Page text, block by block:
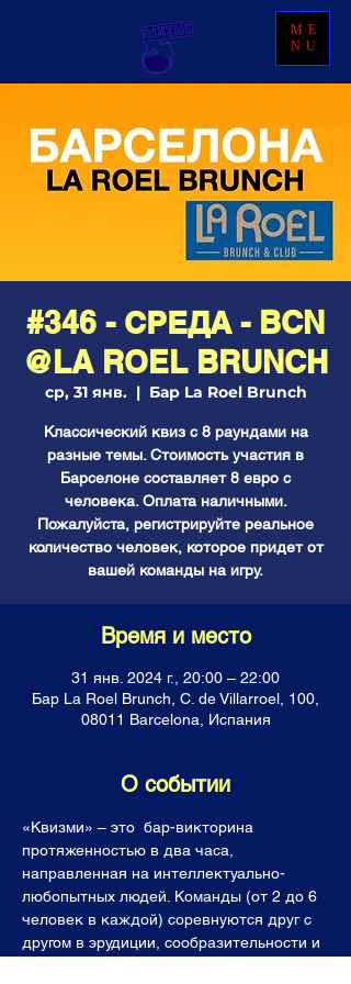
ME
NU
#346 - СРЕДА - BCN
@LA ROEL BRUNCH
ср, 31 янв.
  |
Бар La Roel Brunch
Классический квиз с 8 раундами на
разные темы. Стоимость участия в
Барселоне составляет 8 евро с
человека. Оплата наличными.
Пожалуйста, регистрируйте реальное
количество человек, которое придет от
вашей команды на игру.
Время и место
31 янв. 2024 г., 20:00 – 22:00
Бар La Roel Brunch, C. de Villarroel, 100,
08011 Barcelona, Испания
О событии
«Квизми» – это  бар-викторина
протяженностью в два часа,
направленная на интеллектуально-
любопытных людей. Команды (от 2 до 6
человек в каждой) соревнуются друг с
другом в эрудиции, сообразительности и